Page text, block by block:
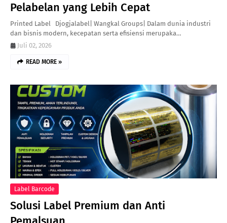
Pelabelan yang Lebih Cepat
Printed Label Djogjalabel| Wangkal Groups| Dalam dunia industri
dan bisnis modern, kecepatan serta efisiensi merupaka…
Juli 02, 2026
READ MORE »
Label Barcode
Solusi Label Premium dan Anti